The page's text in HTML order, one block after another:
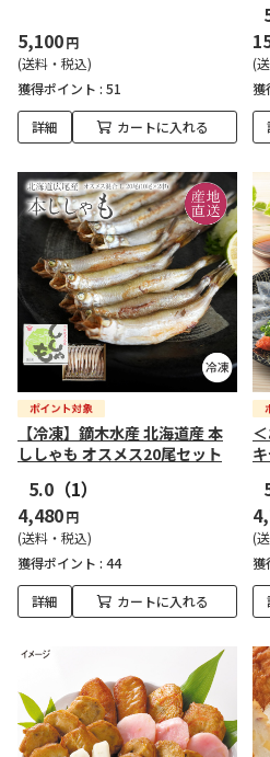
5,100円
(送料・税込)
獲得ポイント : 51
詳細 カートに入れる
(
獲
【冷凍】鏑木水産 北海道産 本
ししゃも オスメス20尾セット
5.0 （1）
4,480円
(送料・税込)
獲得ポイント : 44
詳細 カートに入れる
(
獲